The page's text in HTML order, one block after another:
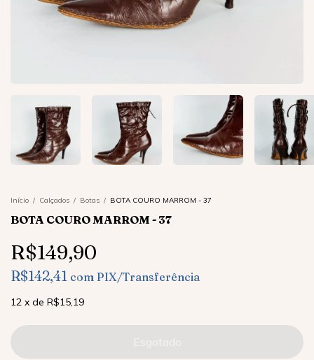
Início / Calçados / Botas / BOTA COURO MARROM - 37
BOTA COURO MARROM - 37
R$149,90
R$142,41 com PIX/Transferência
12 x de R$15,19